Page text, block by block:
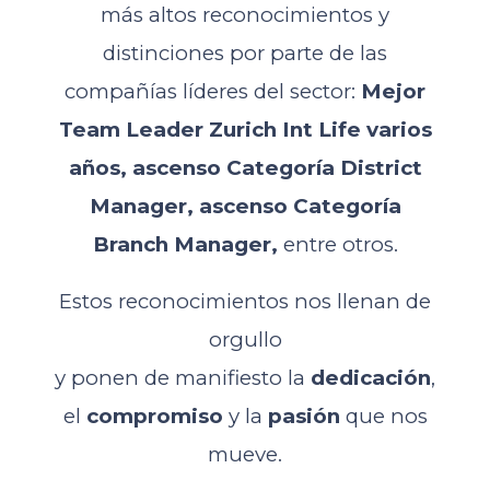
más altos reconocimientos y
distinciones por parte de las
compañías líderes del sector: Mejor
Team Leader Zurich Int Life varios
años, ascenso Categoría District
Manager, ascenso Categoría
Branch Manager, entre otros.
Estos reconocimientos nos llenan de
orgullo
y ponen de manifiesto la dedicación,
el compromiso y la pasión que nos
mueve.